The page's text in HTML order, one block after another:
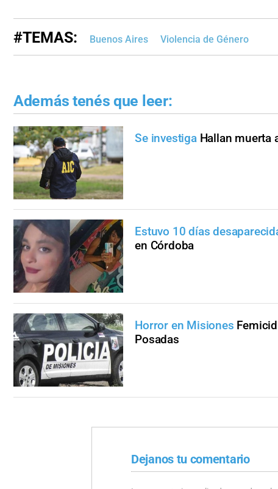
#TEMAS: Buenos Aires Violencia de Género
Además tenés que leer:
Se investiga Hallan muerta
Estuvo 10 días
en Córdoba
Horror en Misiones
Posadas
Dejanos tu comentario